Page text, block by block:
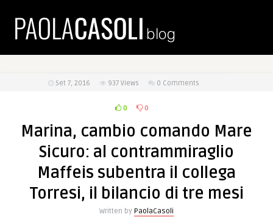
Set 7, 2016 937 Views 0 Comments
0 0
Marina, cambio comando Mare
Sicuro: al contrammiraglio
Maffeis subentra il collega
Torresi, il bilancio di tre mesi
Written by PaolaCasoli